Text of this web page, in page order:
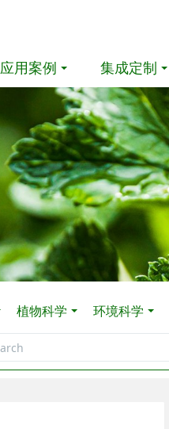
应用案例 集成定制
植物科学 环境科学